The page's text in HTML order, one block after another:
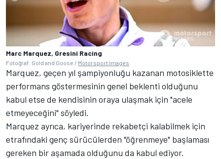
Marc Marquez, Gresini Racing
Fotoğraf: Gold and Goose / Motorsport Images
Marquez, geçen yıl şampiyonluğu kazanan motosiklette
performans göstermesinin genel beklenti olduğunu
kabul etse de kendisinin oraya ulaşmak için "acele
etmeyeceğini" söyledi.
Marquez ayrıca, kariyerinde rekabetçi kalabilmek için
etrafındaki genç sürücülerden "öğrenmeye" başlaması
gereken bir aşamada olduğunu da kabul ediyor.